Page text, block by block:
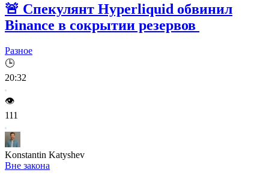
🚨 Спекулянт Hyperliquid обвинил
Binance в сокрытии резервов
Разное
🕒
20:32
👁️
111
Konstantin Katyshev
Вне закона